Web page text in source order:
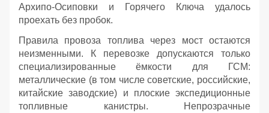
Архипо‑Осиповки и Горячего Ключа удалось
проехать без пробок.
Правила провоза топлива через мост остаются
неизменными. К перевозке допускаются только
специализированные ёмкости для ГСМ:
металлические (в том числе советские, российские,
китайские заводские) и плоские экспедиционные
топливные канистры. Непрозрачные